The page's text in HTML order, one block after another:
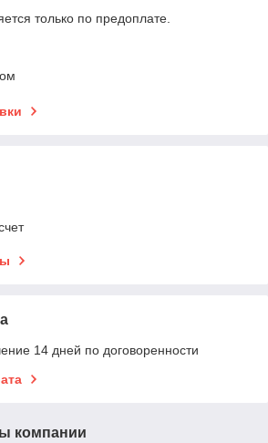
только по предоплате.
14 дней по договоренности
компании